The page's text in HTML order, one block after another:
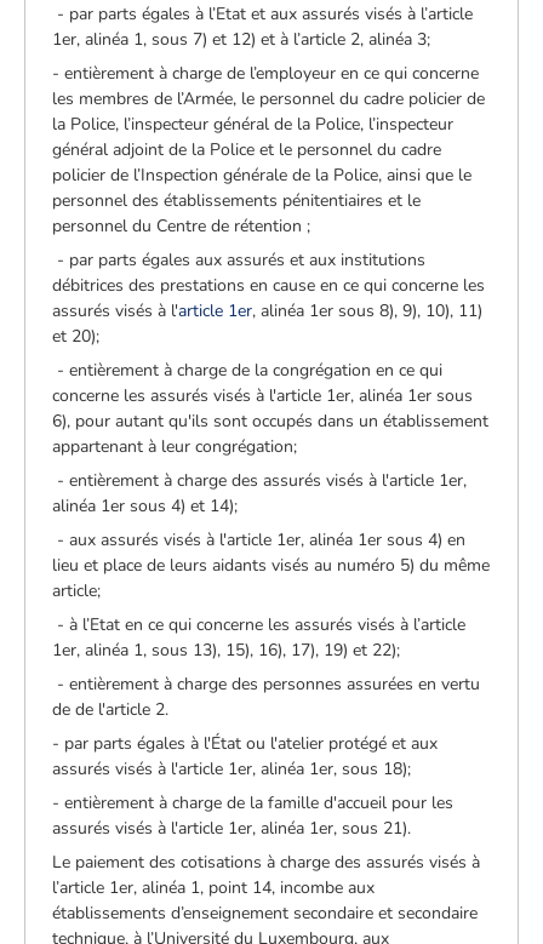
­ - par parts égales à l’Etat et aux assurés visés à l’article
1er, alinéa 1, sous 7) et 12) et à l’article 2, alinéa 3;
- entièrement à charge de l’employeur en ce qui concerne
les membres de l’Armée, le personnel du cadre policier de
la Police, l’inspecteur général de la Police, l’inspecteur
général adjoint de la Police et le personnel du cadre
policier de l’Inspection générale de la Police, ainsi que le
personnel des établissements pénitentiaires et le
personnel du Centre de rétention ;
­ - par parts égales aux assurés et aux institutions
débitrices des prestations en cause en ce qui concerne les
assurés visés à l'article 1er, alinéa 1er sous 8), 9), 10), 11)
et 20);
­ - entièrement à charge de la congrégation en ce qui
concerne les assurés visés à l'article 1er, alinéa 1er sous
6), pour autant qu'ils sont occupés dans un établissement
appartenant à leur congrégation;
­ - entièrement à charge des assurés visés à l'article 1er,
alinéa 1er sous 4) et 14);
­ - aux assurés visés à l'article 1er, alinéa 1er sous 4) en
lieu et place de leurs aidants visés au numéro 5) du même
article;
­ - à l’Etat en ce qui concerne les assurés visés à l’article
1er, alinéa 1, sous 13), 15), 16), 17), 19) et 22);
­ - entièrement à charge des personnes assurées en vertu
de de l'article 2.
- par parts égales à l'État ou l'atelier protégé et aux
assurés visés à l'article 1er, alinéa 1er, sous 18);
- entièrement à charge de la famille d'accueil pour les
assurés visés à l'article 1er, alinéa 1er, sous 21).
Le paiement des cotisations à charge des assurés visés à
l’article 1er, alinéa 1, point 14, incombe aux
établissements d’enseignement secondaire et secondaire
technique, à l’Université du Luxembourg, aux